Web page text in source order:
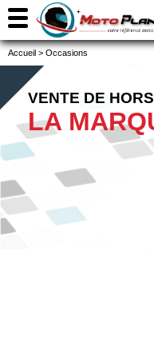
Accueil > Occasions
VENTE DE
LA